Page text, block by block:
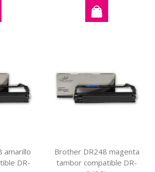
amarillo
DR-
Brother DR248 magenta
tambor compatible DR-